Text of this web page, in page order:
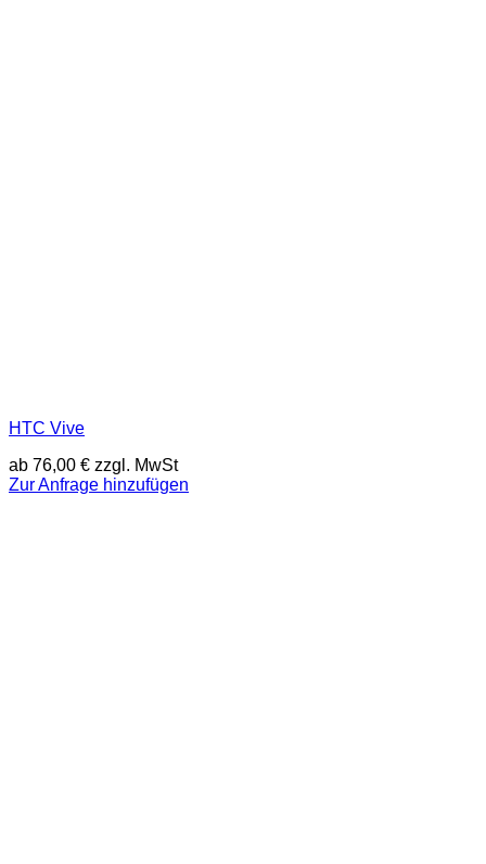
HTC Vive
ab 76,00 € zzgl. MwSt
Zur Anfrage hinzufügen